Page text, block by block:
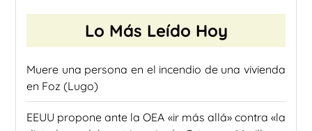
Lo Más Leído Hoy
Muere una persona en el incendio de una vivienda
en Foz (Lugo)
EEUU propone ante la OEA «ir más allá» contra «la